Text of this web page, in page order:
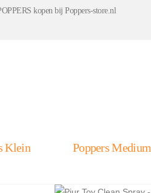
kopen bij Poppers-store.nl
Klein Poppers Medium